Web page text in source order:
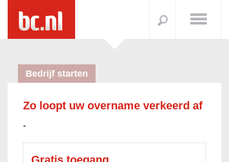
Bedrijf starten
Zo loopt uw overname verkeerd af
-